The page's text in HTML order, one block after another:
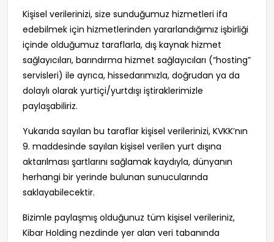
Kişisel verilerinizi, size sunduğumuz hizmetleri ifa
edebilmek için hizmetlerinden yararlandığımız işbirliği
içinde olduğumuz taraflarla, dış kaynak hizmet
sağlayıcıları, barındırma hizmet sağlayıcıları (“hosting”
servisleri) ile ayrıca, hissedarımızla, doğrudan ya da
dolaylı olarak yurtiçi/yurtdışı iştiraklerimizle
paylaşabiliriz.
Yukarıda sayılan bu taraflar kişisel verilerinizi, KVKK’nın
9. maddesinde sayılan kişisel verilen yurt dışına
aktarılması şartlarını sağlamak kaydıyla, dünyanın
herhangi bir yerinde bulunan sunucularında
saklayabilecektir.
Bizimle paylaşmış olduğunuz tüm kişisel verileriniz,
Kibar Holding nezdinde yer alan veri tabanında